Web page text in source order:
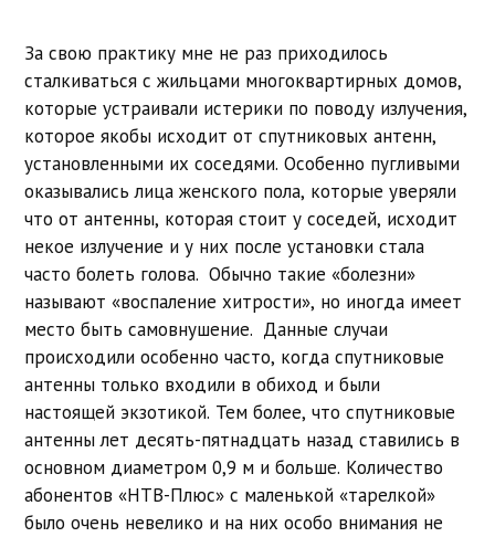
За свою практику мне не раз приходилось
сталкиваться с жильцами многоквартирных домов,
которые устраивали истерики по поводу излучения,
которое якобы исходит от спутниковых антенн,
установленными их соседями. Особенно пугливыми
оказывались лица женского пола, которые уверяли
что от антенны, которая стоит у соседей, исходит
некое излучение и у них после установки стала
часто болеть голова. Обычно такие «болезни»
называют «воспаление хитрости», но иногда имеет
место быть самовнушение. Данные случаи
происходили особенно часто, когда спутниковые
антенны только входили в обиход и были
настоящей экзотикой. Тем более, что спутниковые
антенны лет десять-пятнадцать назад ставились в
основном диаметром 0,9 м и больше. Количество
абонентов «НТВ-Плюс» с маленькой «тарелкой»
было очень невелико и на них особо внимания не